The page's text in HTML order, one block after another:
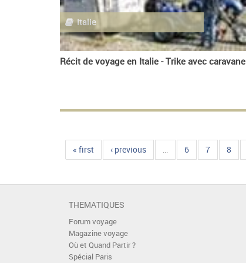
Italie
Récit de voyage en Italie - Trike avec caravane
« first ‹ previous … 6 7 8
THEMATIQUES
Forum voyage
Magazine voyage
Où et Quand Partir ?
Spécial Paris